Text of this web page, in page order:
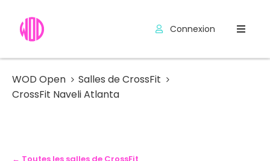
Hyrox
Exercices
Connexion
WOD Open
Salles de CrossFit
CrossFit Naveli Atlanta